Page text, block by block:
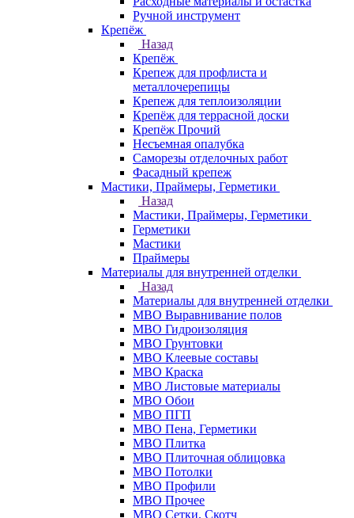
Ручной инструмент
Крепёж
Назад
Крепёж
Крепеж для профлиста и
металлочерепицы
Крепеж для теплоизоляции
Крепёж для террасной доски
Крепёж Прочий
Несъемная опалубка
Саморезы отделочных работ
Фасадный крепеж
Мастики, Праймеры, Герметики
Назад
Мастики, Праймеры, Герметики
Герметики
Мастики
Праймеры
Материалы для внутренней отделки
Назад
Материалы для внутренней отделки
МВО Выравнивание полов
МВО Гидроизоляция
МВО Грунтовки
МВО Клеевые составы
МВО Краска
МВО Листовые материалы
МВО Обои
МВО ПГП
МВО Пена, Герметики
МВО Плитка
МВО Плиточная облицовка
МВО Потолки
МВО Профили
МВО Прочее
МВО Сетки, Скотч